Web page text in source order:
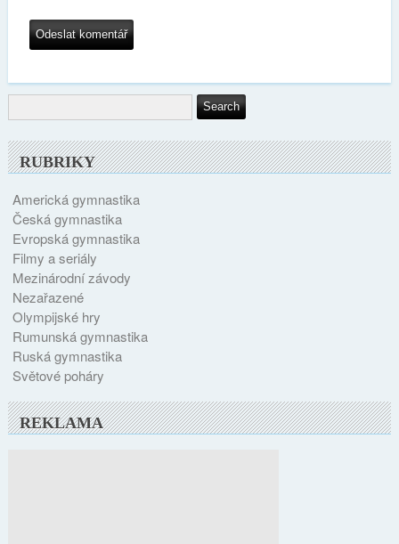
RUBRIKY
Americká gymnastika
Česká gymnastika
Evropská gymnastika
Filmy a seriály
Mezinárodní závody
Nezařazené
Olympijské hry
Rumunská gymnastika
Ruská gymnastika
Světové poháry
REKLAMA